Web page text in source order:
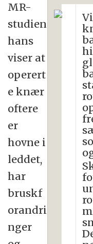
MR-
studien
hans
viser at
operert
e knær
oftere
er
hovne i
leddet,
har
bruskf
orandri
nger